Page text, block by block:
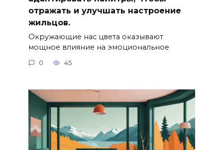
отражать и улучшать настроение
жильцов.
Окружающие нас цвета оказывают
мощное влияние на эмоциональное
0 45